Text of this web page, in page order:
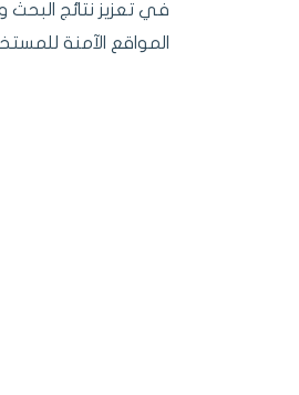
في تعزيز نتائج
المواقع الآمنة